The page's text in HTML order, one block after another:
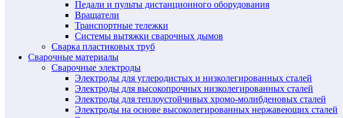
Педали и пульты дистанционного оборудования
Вращатели
Транспортные тележки
Системы вытяжки сварочных дымов
Сварка пластиковых труб
Сварочные материалы
Сварочные электроды
Электроды для углеродистых и низколегированных сталей
Электроды для высокопрочных низколегированных сталей
Электроды для теплоустойчивых хромо-молибденовых сталей
Электроды на основе высоколегированных нержавеющих сталей